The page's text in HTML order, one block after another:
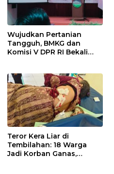
Wujudkan Pertanian
Tangguh, BMKG dan
Komisi V DPR RI Bekali
Teror Kera Liar di
Tembilahan: 18 Warga
Jadi Korban Ganas,